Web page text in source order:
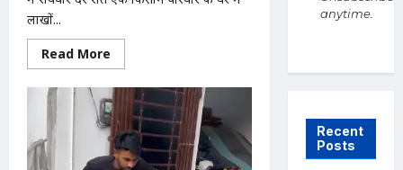
लाखों...
Read More
more
Modinagar
:
मोदीनगर
के
बुढ़ाना
गांव
में
anytime.
Recent
Posts